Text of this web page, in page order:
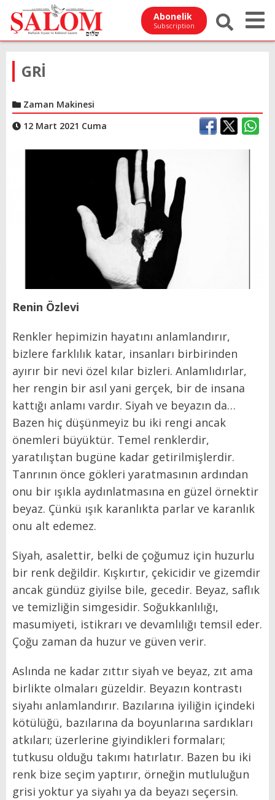
Abonelik
Subscription
GRİ
Zaman Makinesi
12 Mart 2021 Cuma
Renin Özlevi
Renkler hepimizin hayatını anlamlandırır,
bizlere farklılık katar, insanları birbirinden
ayırır bir nevi özel kılar bizleri. Anlamlıdırlar,
her rengin bir asıl yani gerçek, bir de insana
kattığı anlamı vardır. Siyah ve beyazın da…
Bazen hiç düşünmeyiz bu iki rengi ancak
önemleri büyüktür. Temel renklerdir,
yaratılıştan bugüne kadar getirilmişlerdir.
Tanrının önce gökleri yaratmasının ardından
onu bir ışıkla aydınlatmasına en güzel örnektir
beyaz. Çünkü ışık karanlıkta parlar ve karanlık
onu alt edemez.
Siyah, asalettir, belki de çoğumuz için huzurlu
bir renk değildir. Kışkırtır, çekicidir ve gizemdir
ancak gündüz giyilse bile, gecedir. Beyaz, saflık
ve temizliğin simgesidir. Soğukkanlılığı,
masumiyeti, istikrarı ve devamlılığı temsil eder.
Çoğu zaman da huzur ve güven verir.
Aslında ne kadar zıttır siyah ve beyaz, zıt ama
birlikte olmaları güzeldir. Beyazın kontrastı
siyahı anlamlandırır. Bazılarına iyiliğin içindeki
kötülüğü, bazılarına da boyunlarına sardıkları
atkıları; üzerlerine giyindikleri formaları;
tutkusu olduğu takımı hatırlatır. Bazen bu iki
renk bize seçim yaptırır, örneğin mutluluğun
grisi yoktur ya siyahı ya da beyazı seçersin.